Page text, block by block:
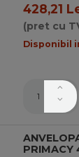
428,21
(pret cu
Disponibil
PRIMACY